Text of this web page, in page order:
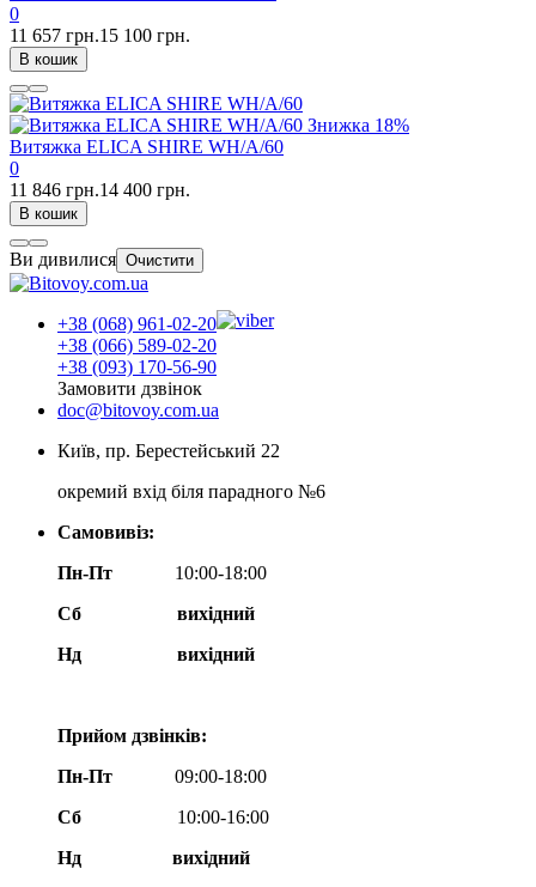
0
11 657 грн.15 100 грн.
В кошик
Знижка 18%
Витяжка ELICA SHIRE WH/A/60
0
11 846 грн.14 400 грн.
В кошик
Ви дивилися Очистити
+38 (068) 961-02-20
+38 (066) 589-02-20
+38 (093) 170-56-90
Замовити дзвінок
doc@bitovoy.com.ua
Київ, пр. Берестейський 22
окремий вхід біля парадного №6
Самовивіз:
Пн-Пт
10:00-18:00
Сб
вихідний
Нд
вихідний
Прийом дзвінків:
Пн-Пт
09:00-18:00
Сб
10:00-16:00
Нд вихідний